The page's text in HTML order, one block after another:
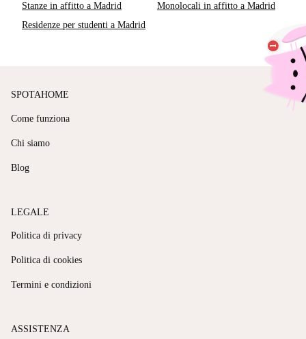
Stanze in affitto a Madrid
Monolocali in affitto a Madrid
Residenze per studenti a Madrid
SPOTAHOME
Come funziona
Chi siamo
Blog
LEGALE
Politica di privacy
Politica di cookies
Termini e condizioni
ASSISTENZA